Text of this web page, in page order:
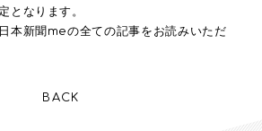
となります。
本新聞meの全ての記事をお読みいただ
BACK